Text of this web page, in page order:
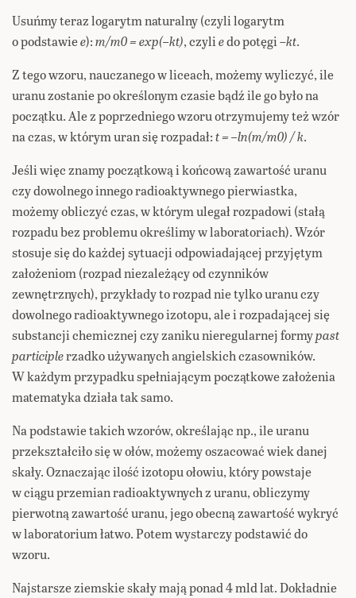
Usuńmy teraz logarytm naturalny (czyli logarytm
o podstawiee):m/m0 = exp(–kt), czyliedo potęgi –kt.
Z tego wzoru, nauczanego w liceach, możemy wyliczyć, ile
uranu zostanie po określonym czasie bądź ile go było na
początku. Ale z poprzedniego wzoru otrzymujemy też wzór
na czas, w którym uran się rozpadał:t = –ln(m/m0) / k.
Jeśli więc znamy początkową i końcową zawartość uranu
czy dowolnego innego radioaktywnego pierwiastka,
możemy obliczyć czas, w którym ulegał rozpadowi (stałą
rozpadu bez problemu określimy w laboratoriach). Wzór
stosuje się do każdej sytuacji odpowiadającej przyjętym
założeniom (rozpad niezależący od czynników
zewnętrznych), przykłady to rozpad nie tylko uranu czy
dowolnego radioaktywnego izotopu, ale i rozpadającej się
substancji chemicznej czy zaniku nieregularnej formypast
participlerzadko używanych angielskich czasowników.
W każdym przypadku spełniającym początkowe założenia
matematyka działa tak samo.
Na podstawie takich wzorów, określając np., ile uranu
przekształciło się w ołów, możemy oszacować wiek danej
skały. Oznaczając ilość izotopu ołowiu, który powstaje
w ciągu przemian radioaktywnych z uranu, obliczymy
pierwotną zawartość uranu, jego obecną zawartość wykryć
w laboratorium łatwo. Potem wystarczy podstawić do
wzoru.
Najstarsze ziemskie skały mają ponad 4 mld lat. Dokładnie